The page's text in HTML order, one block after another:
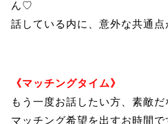
ん♡
話している内に、意外な共通
《マッチングタイム》
もう一度お話したい方、素敵
マッチング希望を出すお時間で